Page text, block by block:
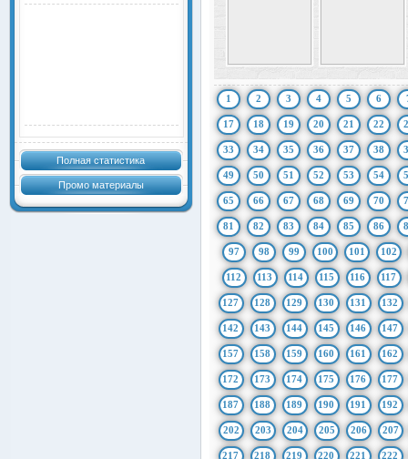
Полная статистика
Промо материалы
1 2 3 4 5 6
17 18 19 20 21 22
33 34 35 36 37 38
49 50 51 52 53 54
65 66 67 68 69 70
81 82 83 84 85 86
97 98 99 100 101 102
112 113 114 115 116 117
127 128 129 130 131 132
142 143 144 145 146 147
157 158 159 160 161 162
172 173 174 175 176 177
187 188 189 190 191 192
202 203 204 205 206 207
217 218 219 220 221 222